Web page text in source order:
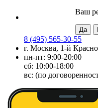
Ваш
8 (495) 565-30-55
г. Москва, 1-й
пн-пт: 9:00-20:00
сб: 10:00-18:00
вс: (по